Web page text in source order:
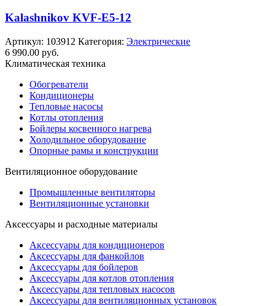
Kalashnikov KVF-E5-12
Артикул: 103912 Категория: Электрические
6 990.00 руб.
Климатическая техника
Обогреватели
Кондиционеры
Тепловые насосы
Котлы отопления
Бойлеры косвенного нагрева
Холодильное оборудование
Опорные рамы и конструкции
Вентиляционное оборудование
Промышленные вентиляторы
Вентиляционные установки
Аксессуары и расходные материалы
Аксессуары для кондиционеров
Аксессуары для фанкойлов
Аксессуары для бойлеров
Аксессуары для котлов отопления
Аксессуары для тепловых насосов
Аксессуары для вентиляционных установок